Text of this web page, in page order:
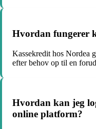
Hvordan fungerer
Kassekredit hos Nordea
efter behov op til en
Hvordan kan jeg
online platform?